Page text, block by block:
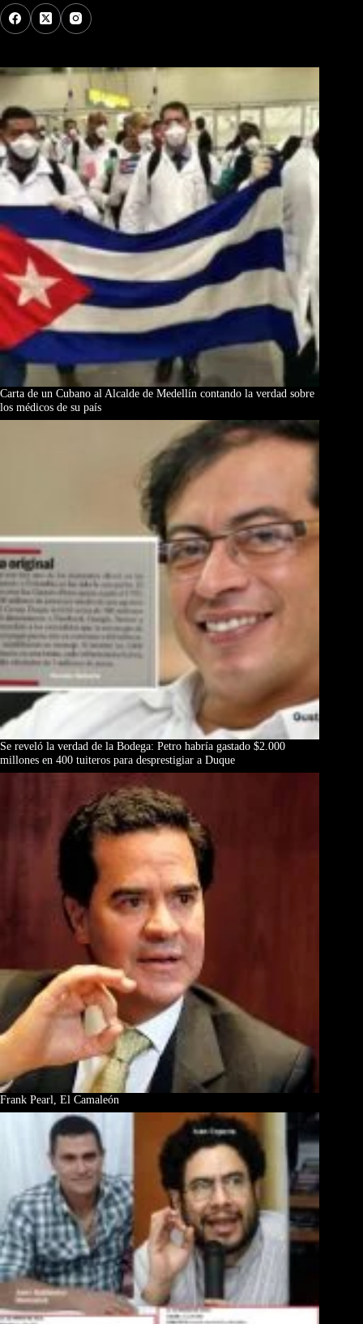
Carta de un Cubano al Alcalde de Medellín contando la verdad sobre
los médicos de su país
Se reveló la verdad de la Bodega: Petro habría gastado $2.000
millones en 400 tuiteros para desprestigiar a Duque
Frank Pearl, El Camaleón